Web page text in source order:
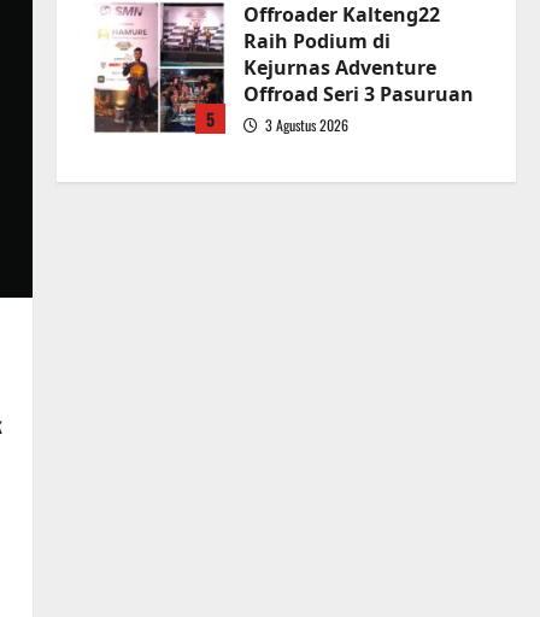
5
Offroader Kalteng22
Raih Podium di
Kejurnas Adventure
Offroad Seri 3 Pasuruan
3 Agustus 2026